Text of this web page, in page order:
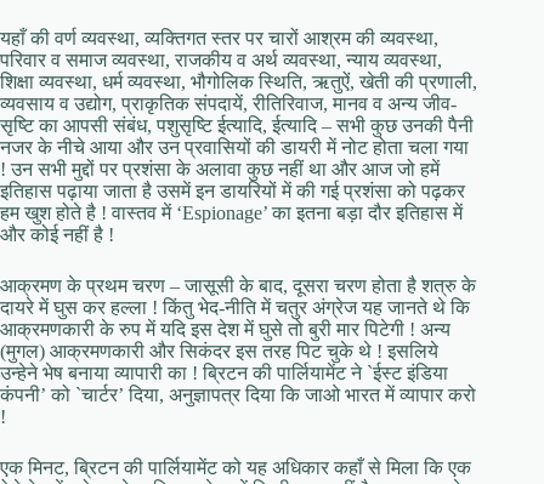
यहाँ की वर्ण व्यवस्था, व्यक्तिगत स्तर पर चारों आश्रम की व्यवस्था,
परिवार व समाज व्यवस्था, राजकीय व अर्थ व्यवस्था, न्याय व्यवस्था,
शिक्षा व्यवस्था, धर्म व्यवस्था, भौगोलिक स्थिति, ऋतुऐं, खेती की प्रणाली,
व्यवसाय व उद्योग, प्राकृतिक संपदायें, रीतिरिवाज, मानव व अन्य जीव-
सृष्टि का आपसी संबंध, पशुसृष्टि ईत्यादि, ईत्यादि – सभी कुछ उनकी पैनी
नजर के नीचे आया और उन प्रवासियों की डायरी में नोट होता चला गया
! उन सभी मुद्दों पर प्रशंसा के अलावा कुछ नहीं था और आज जो हमें
इतिहास पढ़ाया जाता है उसमें इन डायरियों में की गई प्रशंसा को पढ़कर
हम खुश होते है ! वास्तव में ‘Espionage’ का इतना बड़ा दौर इतिहास में
और कोई नहीं है !
आक्रमण के प्रथम चरण – जासूसी के बाद, दूसरा चरण होता है शत्रु के
दायरे में घुस कर हल्ला ! किंतु भेद-नीति में चतुर अंग्रेज यह जानते थे कि
आक्रमणकारी के रुप में यदि इस देश में घुसे तो बुरी मार पिटेगी ! अन्य
(मुगल) आक्रमणकारी और सिकंदर इस तरह पिट चुके थे ! इसलिये
उन्हेने भेष बनाया व्यापारी का ! ब्रिटन की पार्लियामेंट ने `ईस्ट इंडिया
कंपनी’ को `चार्टर’ दिया, अनुज्ञापत्र दिया कि जाओ भारत में व्यापार करो
!
एक मिनट, ब्रिटन की पार्लियामेंट को यह अधिकार कहाँ से मिला कि एक